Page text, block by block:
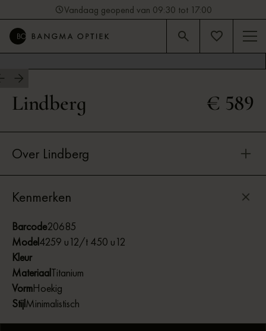
Vandaag geopend van 09:30 tot 17:00
4.9
Beoordeling op Google (92)
Lindberg € 589
Over Lindberg
Kenmerken
Barcode20685
Model4259 u12/t 450 u12
Kleur
MateriaalTitanium
VormHoekig
StijlMinimalistisch